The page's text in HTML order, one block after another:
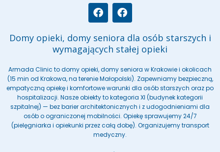
F
a
c
e
b
o
o
k
F
a
c
e
b
o
o
k
Domy opieki, domy seniora dla osób starszych i
wymagających stałej opieki
Armada Clinic to domy opieki, domy seniora w Krakowie i okolicach
(15 min od Krakowa, na terenie Małopolski). Zapewniamy bezpieczną,
empatyczną opiekę i komfortowe warunki dla osób starszych oraz po
hospitalizacji. Nasze obiekty to kategoria XI (budynek kategorii
szpitalnej) — bez barier architektonicznych i z udogodnieniami dla
osób o ograniczonej mobilności. Opiekę sprawujemy 24/7
(pielęgniarka i opiekunki przez całą dobę). Organizujemy transport
medyczny.